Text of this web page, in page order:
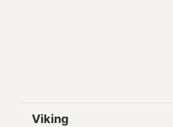
Viking